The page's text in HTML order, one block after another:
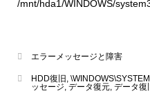
/mnt/hda1/WINDOWS/
エラーメッセージと障害
HDD復旧,
ッセージ, データ復元, データ復